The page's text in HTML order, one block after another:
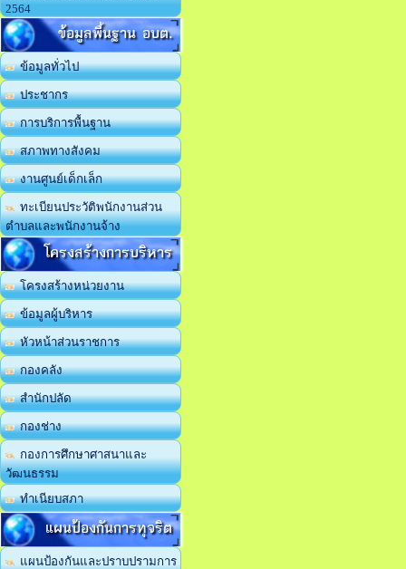
2564
ข้อมูลพื้นฐาน อบต.
ข้อมูลทั่วไป
ประชากร
การบริการพื้นฐาน
สภาพทางสังคม
งานศูนย์เด็กเล็ก
ทะเบียนประวัติพนักงานส่วน
ตำบลและพนักงานจ้าง
โครงสร้างการบริหาร
โครงสร้างหน่วยงาน
ข้อมูลผู้บริหาร
หัวหน้าส่วนราชการ
กองคลัง
สำนักปลัด
กองช่าง
กองการศึกษาศาสนาและ
วัฒนธรรม
ทำเนียบสภา
แผนป้องกันการทุจริต
แผนป้องกันและปราบปรามการ